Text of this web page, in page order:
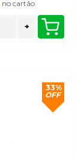
nocartão
+
33%
OFF